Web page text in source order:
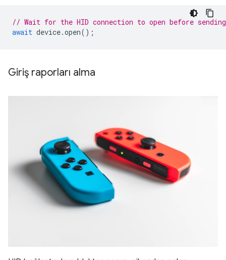
// Wait for the HID connection to open before
await device.open();
Giriş raporları alma